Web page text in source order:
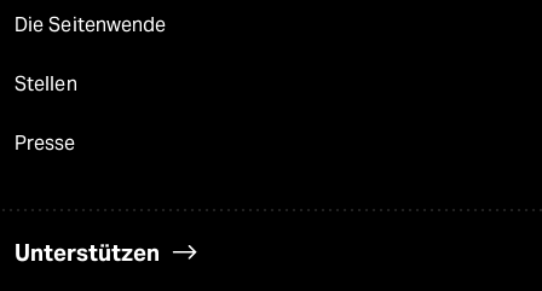
Die Seitenwende
Stellen
Presse
Unterstützen